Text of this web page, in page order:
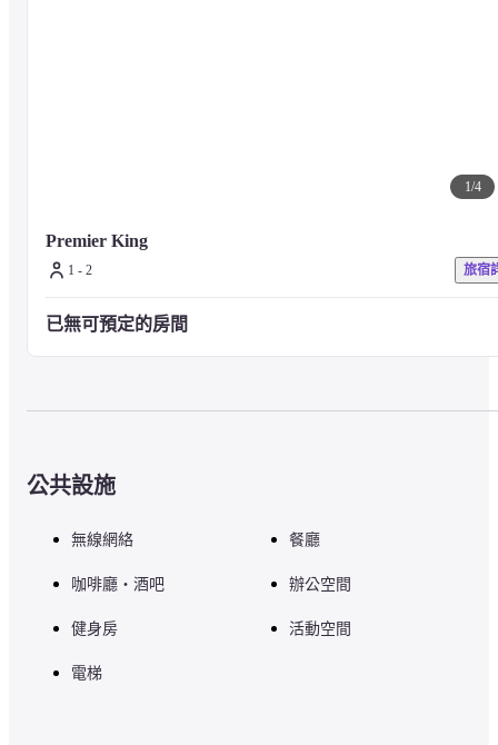
1/4
Premier King
1 - 2 旅宿
已無可預定的房間
公共設施
無線網絡 餐廳
咖啡廳・酒吧 辦公空間
健身房 活動空間
電梯